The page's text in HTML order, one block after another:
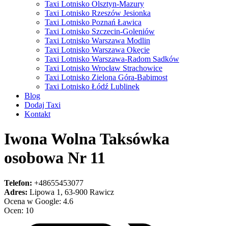
Taxi Lotnisko Olsztyn-Mazury
Taxi Lotnisko Rzeszów Jesionka
Taxi Lotnisko Poznań Ławica
Taxi Lotnisko Szczecin-Goleniów
Taxi Lotnisko Warszawa Modlin
Taxi Lotnisko Warszawa Okęcie
Taxi Lotnisko Warszawa-Radom Sadków
Taxi Lotnisko Wrocław Strachowice
Taxi Lotnisko Zielona Góra-Babimost
Taxi Lotnisko Łódź Lublinek
Blog
Dodaj Taxi
Kontakt
Iwona Wolna Taksówka
osobowa Nr 11
Telefon: +48655453077
Adres: Lipowa 1, 63-900 Rawicz
Ocena w Google: 4.6
Ocen: 10